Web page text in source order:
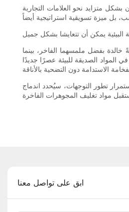
بشكل متزايد نحو العلامات التجارية
خالدة بفضل ملمسهما الفاخر، بينما
المواد الصديقة للبيئة عصرًا جديدًا
تطور التوجهات، سيُحدد اندماج
ابق على تواصل معنا